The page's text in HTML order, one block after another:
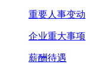
重要人事变动
企业重大事项
薪酬待遇